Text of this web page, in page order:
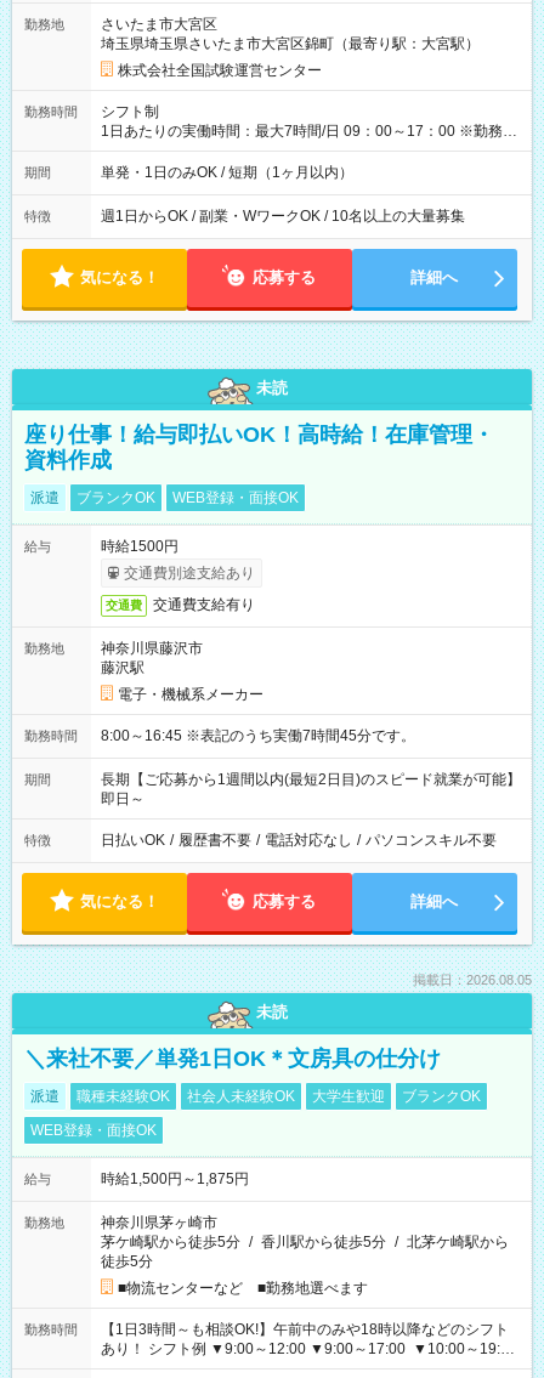
例】 ・河合塾模擬試験 8:30～17:30（休憩1時間） 時給1,300円
×8時間＝日収10,400円＋交通費 ※当日の役割により時給＋100
円の場合あり ・国家試験 7:00～13:30（休憩なし） 時給1,300
円（役割手当＋100円）×6時間＝日収8,400円＋交通費 【試用期
間】試用期間なし
勤務地
さいたま市大宮区
埼玉県埼玉県さいたま市大宮区錦町（最寄り駅：大宮駅）
株式会社全国試験運営センター
勤務時間
シフト制
1日あたりの実働時間：最大7時間/日 09：00～17：00 ※勤務時
間は 試験により異なります。
期間 単発・1日のみOK / 短期（1ヶ月以内）
特徴 週1日からOK / 副業・WワークOK / 10名以上の大量募集
気になる！ 応募する 詳細へ
未読
座り仕事！給与即払いOK！高時給！在庫管理・
資料作成
派遣 ブランクOK WEB登録・面接OK
給与
時給1500円
交通費別途支給あり
交通費 交通費支給有り
勤務地
神奈川県藤沢市
藤沢駅
電子・機械系メーカー
勤務時間 8:00～16:45 ※表記のうち実働7時間45分です。
期間
長期【ご応募から1週間以内(最短2日目)のスピード就業が可能】
即日～
特徴 日払いOK / 履歴書不要 / 電話対応なし / パソコンスキル不要
気になる！ 応募する 詳細へ
掲載日：2026.08.05
未読
＼来社不要／単発1日OK＊文房具の仕分け
派遣 職種未経験OK 社会人未経験OK 大学生歓迎
ブランクOK
WEB登録・面接OK
給与 時給1,500円～1,875円
勤務地
神奈川県茅ヶ崎市
茅ケ崎駅から徒歩5分 / 香川駅から徒歩5分 / 北茅ケ崎駅から
徒歩5分
■物流センターなど ■勤務地選べます
勤務時間
【1日3時間～も相談OK!】午前中のみや18時以降などのシフト
あり！ シフト例 ▼9:00～12:00 ▼9:00～17:00 ▼10:00～19:00
▼18:00～21:00